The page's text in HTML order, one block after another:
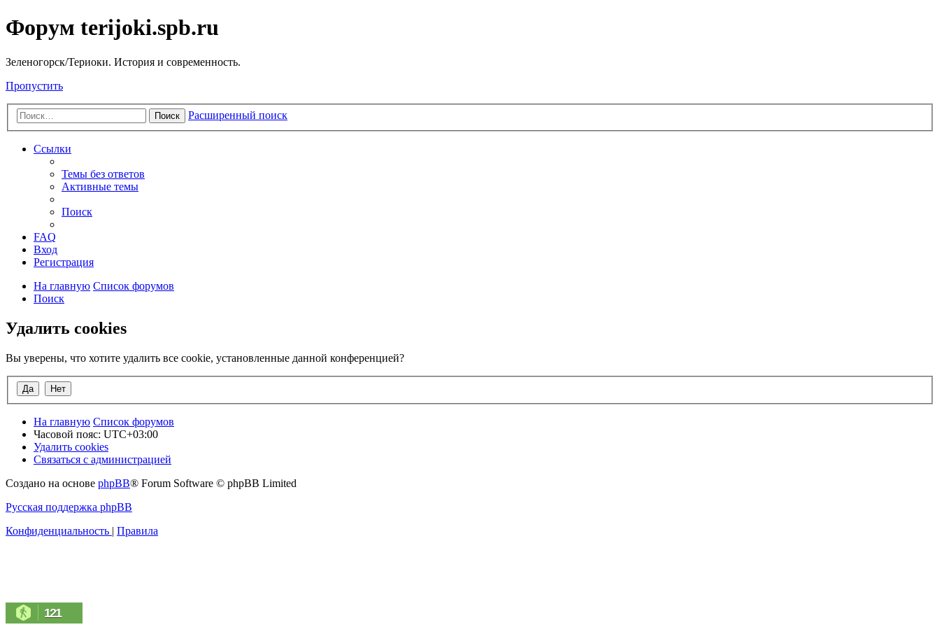
Форум terijoki.spb.ru
Зеленогорск/Териоки. История и современность.
Пропустить
Поиск Расширенный поиск
Ссылки
Темы без ответов
Активные темы
Поиск
FAQ
Вход
Регистрация
На главную Список форумов
Поиск
Удалить cookies
Вы уверены, что хотите удалить все cookie, установленные данной конференцией?
На главную Список форумов
Часовой пояс: UTC+03:00
Удалить cookies
Связаться с администрацией
Создано на основе phpBB® Forum Software © phpBB Limited
Русская поддержка phpBB
Конфиденциальность | Правила
121